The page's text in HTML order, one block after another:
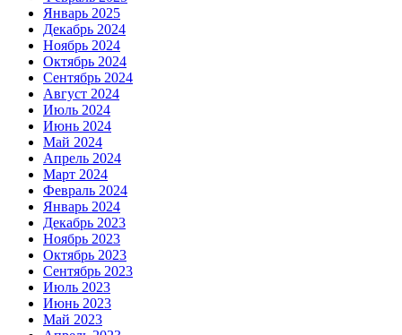
Январь 2025
Декабрь 2024
Ноябрь 2024
Октябрь 2024
Сентябрь 2024
Август 2024
Июль 2024
Июнь 2024
Май 2024
Апрель 2024
Март 2024
Февраль 2024
Январь 2024
Декабрь 2023
Ноябрь 2023
Октябрь 2023
Сентябрь 2023
Июль 2023
Июнь 2023
Май 2023